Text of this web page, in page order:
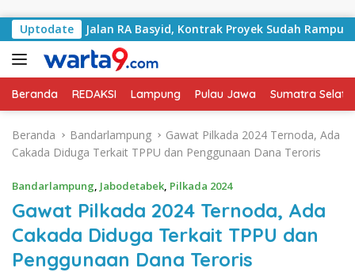
UptodateJalan RA Basyid, Kontrak Proyek Sudah Rampung
Beranda REDAKSI Lampung Pulau Jawa Sumatra
Beranda Bandarlampung
Gawat Pilkada 2024 Ternoda, Ada
Cakada Diduga Terkait TPPU dan Penggunaan Dana Teroris
Bandarlampung, Jabodetabek, Pilkada 2024
Gawat Pilkada 2024 Ternoda, Ada
Cakada Diduga Terkait TPPU dan
Penggunaan Dana Teroris